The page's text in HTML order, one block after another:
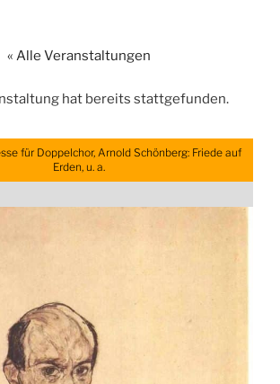
« Alle Veranstaltungen
hat bereits stattgefunden.
für Doppelchor, Arnold Schönberg: Friede auf
Erden, u. a.